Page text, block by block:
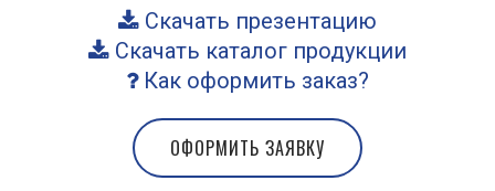
Скачать презентацию
Скачать каталог продукции
Как оформить заказ?
ОФОРМИТЬ ЗАЯВКУ